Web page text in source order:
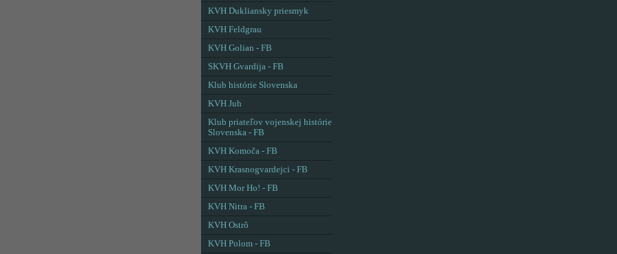
KVH Dukliansky priesmyk
KVH Feldgrau
KVH Golian - FB
SKVH Gvardija - FB
Klub histórie Slovenska
KVH Juh
Klub priateľov vojenskej histórie
Slovenska - FB
KVH Komoča - FB
KVH Krasnogvardejci - FB
KVH Mor Ho! - FB
KVH Nitra - FB
KVH Ostrô
KVH Polom - FB